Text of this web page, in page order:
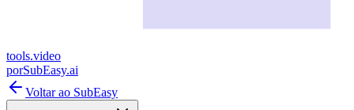
tools.video
porSubEasy.ai
Voltar ao SubEasy